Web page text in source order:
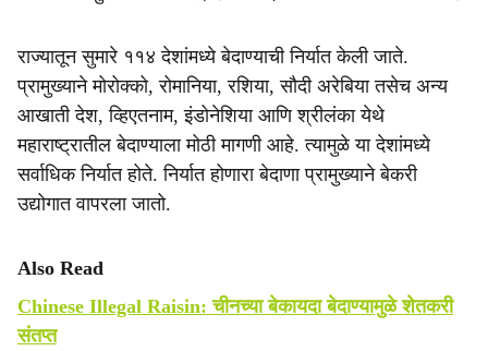
राज्यातून सुमारे ११४ देशांमध्ये बेदाण्याची निर्यात केली जाते.
प्रामुख्याने मोरोक्को, रोमानिया, रशिया, सौदी अरेबिया तसेच अन्य
आखाती देश, व्हिएतनाम, इंडोनेशिया आणि श्रीलंका येथे
महाराष्ट्रातील बेदाण्याला मोठी मागणी आहे. त्यामुळे या देशांमध्ये
सर्वाधिक निर्यात होते. निर्यात होणारा बेदाणा प्रामुख्याने बेकरी
उद्योगात वापरला जातो.
Also Read
Chinese Illegal Raisin: चीनच्या बेकायदा बेदाण्यामुळे शेतकरी
संतप्त